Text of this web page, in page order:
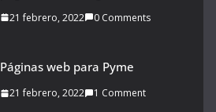
21 febrero, 2022 0 Comments
Páginas web para Pyme
21 febrero, 2022 1 Comment